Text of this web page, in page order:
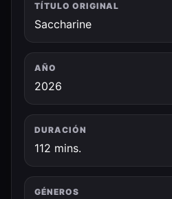
TÍTULO ORIGINAL
Saccharine
AÑO
2026
DURACIÓN
112 mins.
GÉNEROS